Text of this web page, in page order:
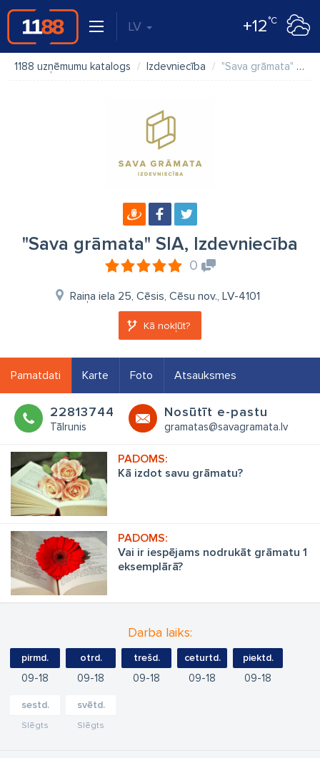
LV +12°C
1188 uzņēmumu katalogs Izdevniecība "Sava grāmata" SIA, Izdevniecība
"Sava grāmata" SIA, Izdevniecība
0
Raiņa iela 25, Cēsis, Cēsu nov., LV-4101
Kā nokļūt?
Pamatdati Karte Foto Atsauksmes
22813744
Tālrunis
Nosūtīt e-pastu
gramatas@savagramata.lv
Kā izdot savu grāmatu?
Vai ir iespējams nodrukāt grāmatu 1
eksemplārā?
Darba laiks:
pirmd.
09 18
otrd.
09 18
trešd.
09 18
ceturtd.
09 18
piektd.
09 18
sestd.
Slēgts
svētd.
Slēgts